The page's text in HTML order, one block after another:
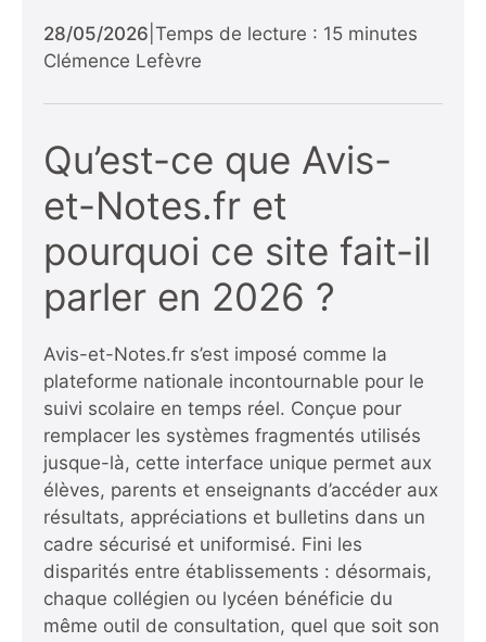
28/05/2026 Temps de lecture : 15 minutes
Clémence Lefèvre
Qu’est-ce que Avis-
et-Notes.fr et
pourquoi ce site fait-il
parler en 2026 ?
Avis-et-Notes.fr s’est imposé comme la
plateforme nationale incontournable pour le
suivi scolaire en temps réel. Conçue pour
remplacer les systèmes fragmentés utilisés
jusque-là, cette interface unique permet aux
élèves, parents et enseignants d’accéder aux
résultats, appréciations et bulletins dans un
cadre sécurisé et uniformisé. Fini les
disparités entre établissements : désormais,
chaque collégien ou lycéen bénéficie du
même outil de consultation, quel que soit son